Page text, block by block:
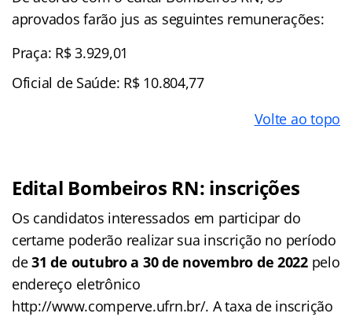
aprovados farão jus as seguintes remunerações:
Praça: R$ 3.929,01
Oficial de Saúde: R$ 10.804,77
Volte ao topo
Edital Bombeiros RN: inscrições
Os candidatos interessados em participar do
certame poderão realizar sua inscrição no período
de31 de outubro a 30 de novembro de 2022 pelo
endereço eletrônico
http://www.comperve.ufrn.br/. A taxa de inscrição